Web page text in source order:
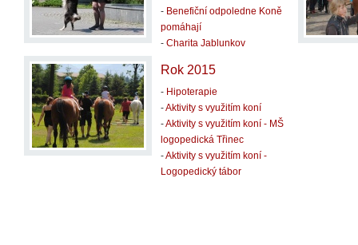
- Benefiční odpoledne Koně
pomáhají
- Charita Jablunkov
Rok 2015
- Hipoterapie
-Aktivity s využitím koní
-Aktivity s využitím koní - MŠ
logopedická Třinec
-Aktivity s využitím koní -
Logopedický tábor